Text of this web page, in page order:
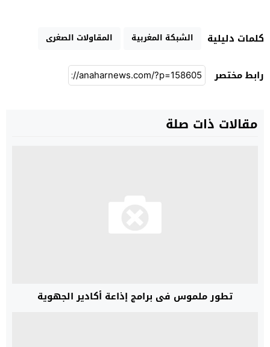
كلمات دليلية الشبكة المغربية المقاولات الصغرى
رابط مختصر
مقالات ذات صلة
تطور ملموس في برامج إذاعة أكادير الجهوية